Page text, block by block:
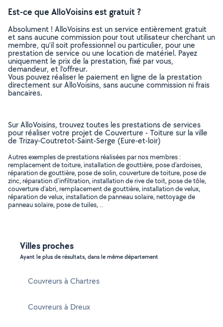
Est-ce que AlloVoisins est gratuit ?
Absolument ! AlloVoisins est un service entièrement gratuit
et sans aucune commission pour tout utilisateur cherchant un
membre, qu’il soit professionnel ou particulier, pour une
prestation de service ou une location de matériel. Payez
uniquement le prix de la prestation, fixé par vous,
demandeur, et l’offreur.
Vous pouvez réaliser le paiement en ligne de la prestation
directement sur AlloVoisins, sans aucune commission ni frais
bancaires.
Sur AlloVoisins, trouvez toutes les prestations de services
pour réaliser votre projet de Couverture - Toiture sur la ville
de Trizay-Coutretot-Saint-Serge (Eure-et-loir)
Autres exemples de prestations réalisées par nos membres :
remplacement de toiture, installation de gouttière, pose d'ardoises,
réparation de gouttière, pose de solin, couverture de toiture, pose de
zinc, réparation d'infiltration, installation de rive de toit, pose de tôle,
couverture d'abri, remplacement de gouttière, installation de velux,
réparation de velux, installation de panneau solaire, nettoyage de
panneau solaire, pose de tuiles, ..
Villes proches
Ayant le plus de résultats, dans le même département
Couvreurs à Chartres
Couvreurs à Dreux